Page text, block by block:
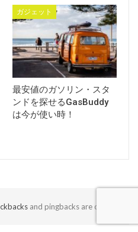
ガジェット
最安値のガソリン・スタ
ンドを探せるGasBuddy
は今が使い時！
and pingbacks are open.